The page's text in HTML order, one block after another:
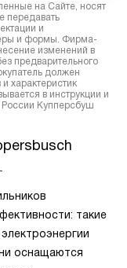
на Сайте, носят
передавать
и
и формы. Фирма-
изменений в
предварительного
должен
характеристик
в инструкции и
России Купперсбуш
такие
оснащаются